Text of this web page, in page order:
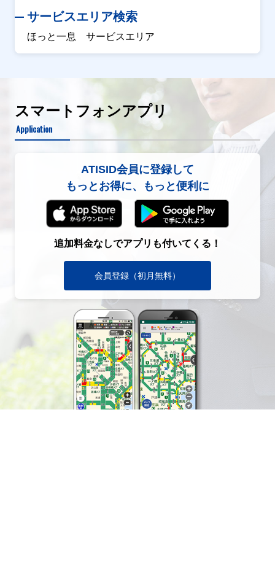
サービスエリア検索
ほっと一息 サービスエリア
スマートフォンアプリ
Application
ATISID会員に登録して
もっとお得に、もっと便利に
追加料金なしでアプリも付いてくる！
会員登録（初月無料）